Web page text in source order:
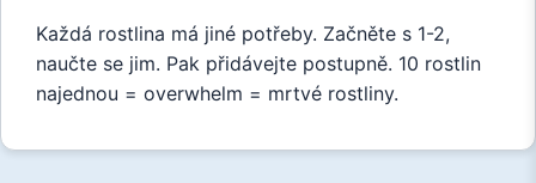
Každá rostlina má jiné potřeby. Začněte s 1-2,
naučte se jim. Pak přidávejte postupně. 10 rostlin
najednou = overwhelm = mrtvé rostliny.